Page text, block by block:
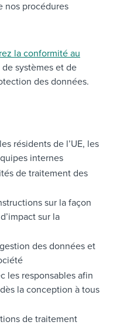
nos procédures
la conformité au
systèmes et de
des données.
résidents de l’UE, les
internes
de traitement des
sur la façon
sur la
des données et
les responsables afin
la conception à tous
de traitement